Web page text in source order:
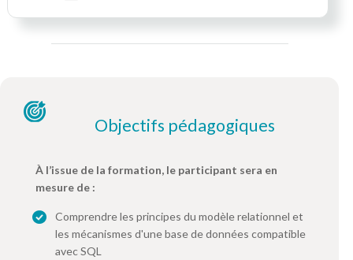
Objectifs pédagogiques
À l’issue de la formation, le participant sera en
mesure de :
Comprendre les principes du modèle relationnel et
les mécanismes d'une base de données compatible
avec SQL